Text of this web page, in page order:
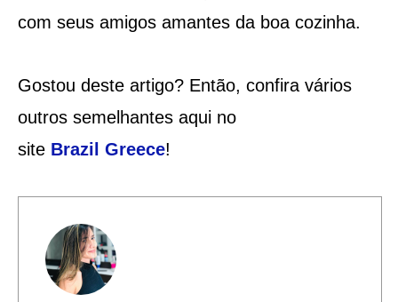
com seus amigos amantes da boa cozinha.
Gostou deste artigo? Então, confira vários
outros semelhantes aqui no
site Brazil Greece!